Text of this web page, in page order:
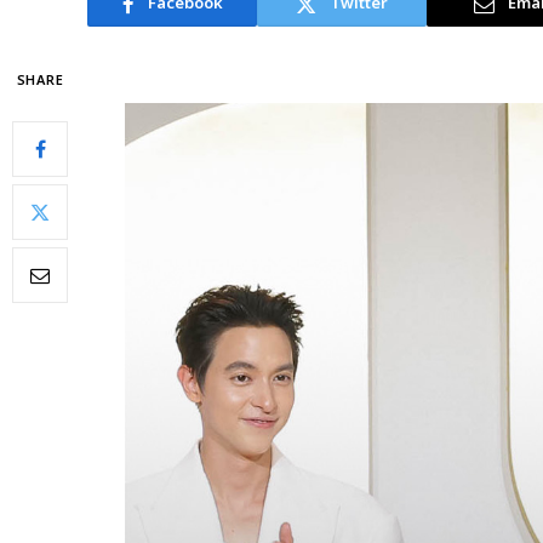
SHARE